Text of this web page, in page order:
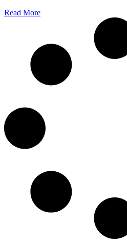
Read More